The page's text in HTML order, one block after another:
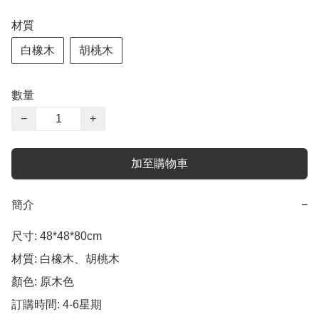
材質
白橡木 胡桃木
數量
−
+
加至購物車
簡介 −
尺寸: 48*48*80cm
材質: 白橡木、胡桃木
顏色: 原木色
訂購時間: 4-6星期